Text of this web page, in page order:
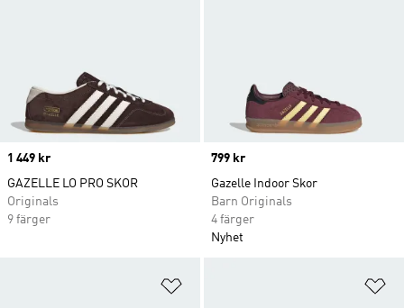
Price
1 449 kr
GAZELLE LO PRO SKOR
Originals
9 färger
Price
799 kr
Gazelle Indoor Skor
Barn Originals
4 färger
Nyhet